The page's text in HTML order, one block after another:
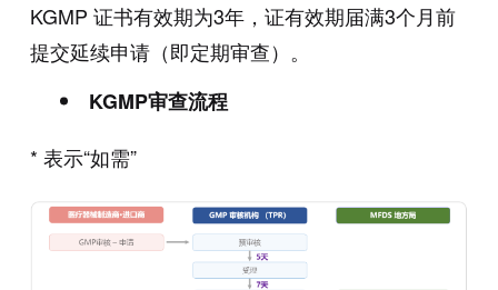
KGMP 证书有效期为3年，证有效期届满3个月前
提交延续申请（即定期审查）。
KGMP审查流程
* 表示“如需”